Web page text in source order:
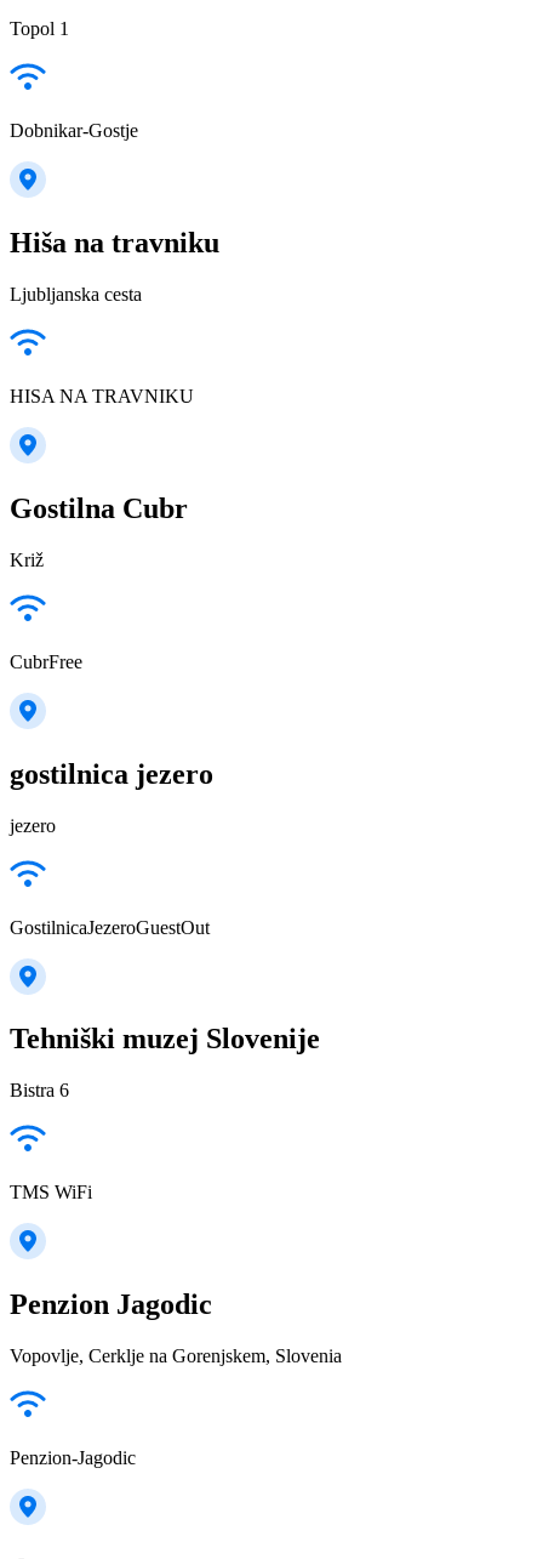
Topol 1
Dobnikar-Gostje
Hiša na travniku
Ljubljanska cesta
HISA NA TRAVNIKU
Gostilna Cubr
Križ
CubrFree
gostilnica jezero
jezero
GostilnicaJezeroGuestOut
Tehniški muzej Slovenije
Bistra 6
TMS WiFi
Penzion Jagodic
Vopovlje, Cerklje na Gorenjskem, Slovenia
Penzion-Jagodic